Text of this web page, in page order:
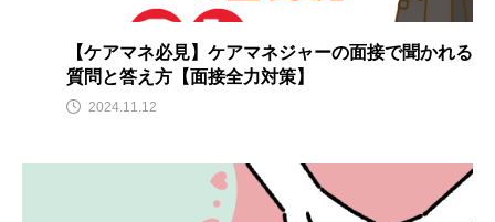
【ケアマネ必見】ケアマネジャーの面接で聞かれる
質問と答え方【面接全力対策】
2024.11.12